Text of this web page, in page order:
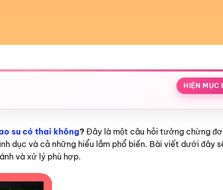
HIỆN MỤC
su có thai không? Đây là một câu hỏi tưởng chừng
dục và cả những hiểu lầm phổ biến. Bài viết dưới đây
và xử lý phù hợp.